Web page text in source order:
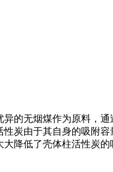
的无烟煤作为原料，
炭由于其自身的吸附
降低了壳体柱活性炭